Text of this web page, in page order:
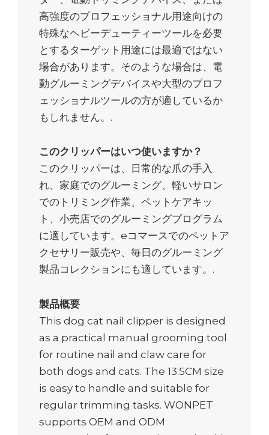
高強度のプロフェッショナル用途向けの
特殊なヘビーデューティーツールを必要
とするターゲット用途には最適ではない
場合があります。そのような場合は、電
動グルーミングデバイスや大型のプロフ
ェッショナルツールの方が適しているか
もしれません。.
このクリッパーはいつ使いますか？
このクリッパーは、日常的な爪の手入
れ、家庭でのグルーミング、軽いサロン
でのトリミング作業、ペットケアキッ
ト、小売店でのグルーミングプログラム
に適しています。eコマースでのペットア
クセサリー販売や、毎日のグルーミング
製品コレクションにも適しています。.
製品概要
This dog cat nail clipper is designed
as a practical manual grooming tool
for routine nail and claw care for
both dogs and cats. The 13.5CM size
is easy to handle and suitable for
regular trimming tasks. WONPET
supports OEM and ODM